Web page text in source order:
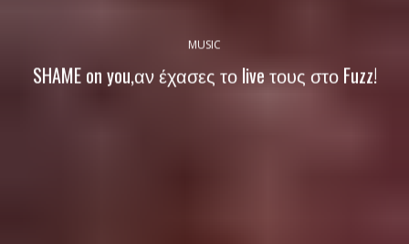
MUSIC
SHAME on you,αν έχασες το live τους στο Fuzz!